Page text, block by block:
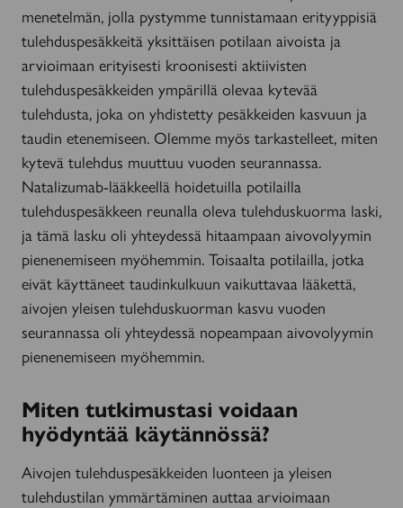
menetelmän, jolla pystymme tunnistamaan erityyppisiä
tulehduspesäkkeitä yksittäisen potilaan aivoista ja
arvioimaan erityisesti kroonisesti aktiivisten
tulehduspesäkkeiden ympärillä olevaa kytevää
tulehdusta, joka on yhdistetty pesäkkeiden kasvuun ja
taudin etenemiseen. Olemme myös tarkastelleet, miten
kytevä tulehdus muuttuu vuoden seurannassa.
Natalizumab-lääkkeellä hoidetuilla potilailla
tulehduspesäkkeen reunalla oleva tulehduskuorma laski,
ja tämä lasku oli yhteydessä hitaampaan aivovolyymin
pienenemiseen myöhemmin. Toisaalta potilailla, jotka
eivät käyttäneet taudinkulkuun vaikuttavaa lääkettä,
aivojen yleisen tulehduskuorman kasvu vuoden
seurannassa oli yhteydessä nopeampaan aivovolyymin
pienenemiseen myöhemmin.
Miten tutkimustasi voidaan
hyödyntää käytännössä?
Aivojen tulehduspesäkkeiden luonteen ja yleisen
tulehdustilan ymmärtäminen auttaa arvioimaan